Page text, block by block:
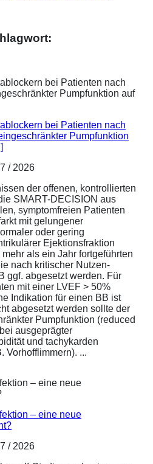
bei Patienten nach
Pumpfunktion
/ 2026
der offenen, kontrollierten
SMART-DECISION aus
symptomfreien Patienten
mit gelungener
oder gering
Ejektionsfraktion
als ein Jahr fortgeführten
nach kritischer Nutzen-
ggf. abgesetzt werden. Für
mit einer LVEF > 50%
Indikation für einen BB ist
abgesetzt werden sollte der
Pumpfunktion (reduced
ausgeprägter
und tachykarden
Vorhofflimmern). ...
– eine neue
/ 2026